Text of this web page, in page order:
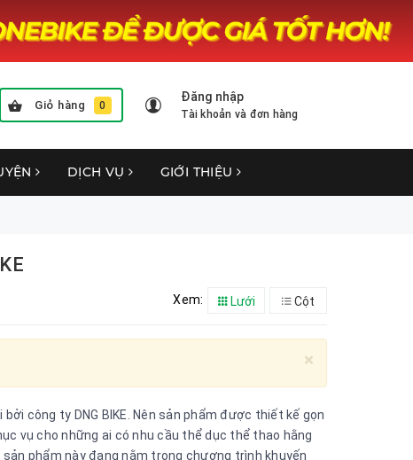
Giỏ hàng 0
Đăng nhập
Tài khoản và đơn hàng
DỊCH VỤ GIỚI THIỆU
Xem: Lưới Cột
×
công ty DNG BIKE. Nên sản phẩm được thiết kế gọn
vụ cho những ai có nhu cầu thể dục thể thao hằng
phẩm này đang nằm trong chương trình khuyến